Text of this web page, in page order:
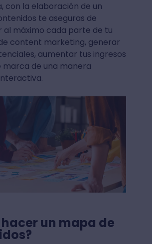
con la elaboración de un
te aseguras de
al máximo cada parte de tu
content marketing, generar
aumentar tus ingresos
marca de una manera
un mapa de